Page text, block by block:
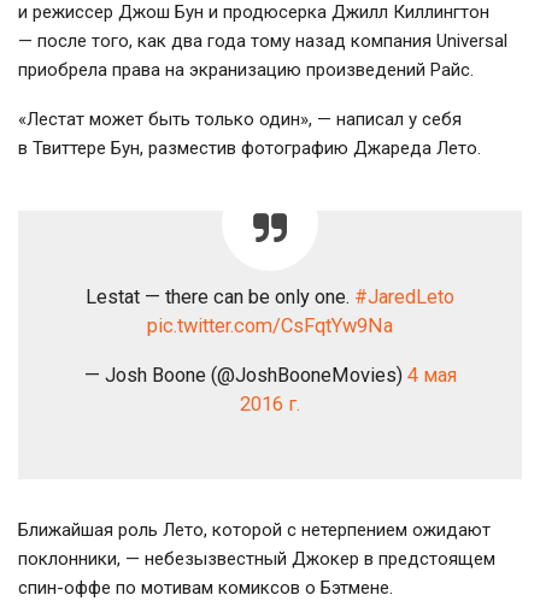
и режиссер Джош Бун и продюсерка Джилл Киллингтон
— после того, как два года тому назад компания Universal
приобрела права на экранизацию произведений Райс.
«Лестат может быть только один», — написал у себя
в Твиттере Бун, разместив фотографию Джареда Лето.
Lestat — there can be only one. #JaredLeto
pic.twitter.com/CsFqtYw9Na
— Josh Boone (@JoshBooneMovies) 4 мая
2016 г.
Ближайшая роль Лето, которой с нетерпением ожидают
поклонники, — небезызвестный Джокер в предстоящем
спин-оффе по мотивам комиксов о Бэтмене.